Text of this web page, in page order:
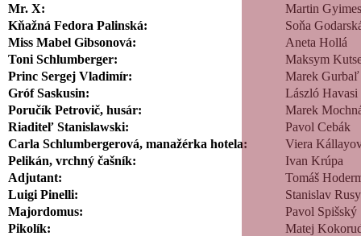
Mr. X:
Martin
Kňažná Fedora Palinská:
Soňa
Miss Mabel Gibsonová:
Aneta Hollá
Toni Schlumberger:
Maksym
Princ Sergej Vladimír:
Marek Gurbaľ
Gróf Saskusin:
László Havasi
Poručík Petrovič, husár:
Marek
Riaditeľ Stanislawski:
Pavol Cebák
Carla Schlumbergerová, manažérka hotela:
Viera
Pelikán, vrchný čašník:
Ivan Krúpa
Adjutant:
Tomáš
Luigi Pinelli:
Stanislav
Majordomus:
Pavol Spišský
Pikolík:
Matej